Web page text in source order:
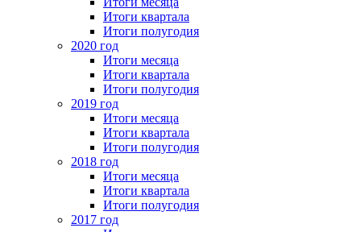
Итоги квартала
Итоги полугодия
2020 год
Итоги месяца
Итоги квартала
Итоги полугодия
2019 год
Итоги месяца
Итоги квартала
Итоги полугодия
2018 год
Итоги месяца
Итоги квартала
Итоги полугодия
2017 год